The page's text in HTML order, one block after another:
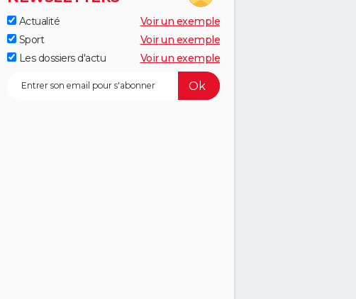
Actualité
Voir un exemple
Sport
Voir un exemple
Les dossiers d'actu
Voir un exemple